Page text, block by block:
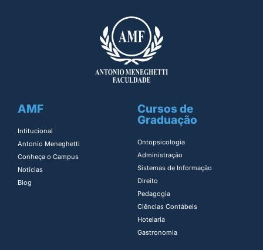
AMF
Intitucional
Antonio Meneghetti
Conheça o Campus
Notícias
Blog
Cursos de
Graduação
Ontopsicologia ​
Administração​
Sistemas de Informação​
Direito​
Pedagogia
Ciências Contábeis
Hotelaria
Gastronomia